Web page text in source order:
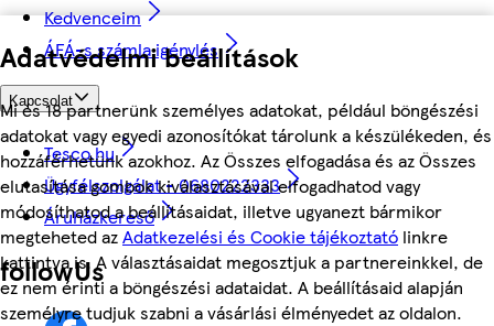
Adatvédelmi beállítások
Mi és 18 partnerünk személyes adatokat, például böngészési
adatokat vagy egyedi azonosítókat tárolunk a készülékeden, és
hozzáférhetünk azokhoz. Az Összes elfogadása és az Összes
elutasítása gombok kiválasztásával elfogadhatod vagy
módosíthatod a beállításaidat, illetve ugyanezt bármikor
megteheted azAdatkezelési és Cookie tájékoztató linkre
kattintva is. A választásaidat megosztjuk a partnereinkkel, de
ez nem érinti a böngészési adataidat. A beállításaid alapján
személyre tudjuk szabni a vásárlási élményedet az oldalon.
Kedvenceim
ÁFÁ-s számla igénylés
Kapcsolat
Tesco.hu
Ügyfélszolgálat - 0680222333
Áruházkereső
followUs